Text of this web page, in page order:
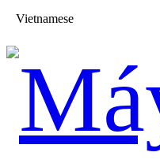
Vietnamese